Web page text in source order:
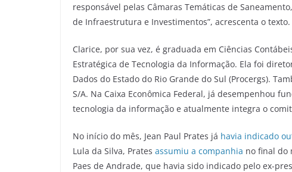
responsável pelas Câmaras Temáticas de
de Infraestrutura e Investimentos”, acrescenta o texto.
Clarice, por sua vez, é graduada em Ciências
Estratégica de Tecnologia da Informação. Ela foi
Dados do Estado do Rio Grande do Sul (Procergs).
S/A. Na Caixa Econômica Federal, já desempenhou
tecnologia da informação e atualmente integra o
No início do mês, Jean Paul Prates já havia indicado
Lula da Silva, Prates assumiu a companhia no final do
Paes de Andrade, que havia sido indicado pelo ex-